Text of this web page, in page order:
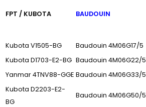
FPT / KUBOTA BAUDOUIN
Kubota V1505-BG Baudouin 4M06G17/5
Kubota D1703-E2-BG Baudouin 4M06G22/5
Yanmar 4TNV88-GGE Baudouin 4M06G33/5
Kubota D2203-E2-
BG
Baudouin 4M06G50/5